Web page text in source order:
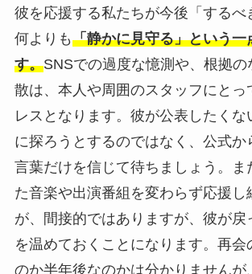
彼を応援する私たちが今後「するべ
何よりも「静かに見守る」という一
す。SNSでの過度な憶測や、根拠の
散は、本人や周囲のスタッフにとっ
レスとなります。彼が公表したくな
に探ろうとするのではなく、公式か
言葉だけを信じて待ちましょう。ま
た音楽や出演番組を変わらず応援し
が、間接的ではありますが、彼が戻
を温めておくことになります。再会
のか半年後なのかは分かりませんが